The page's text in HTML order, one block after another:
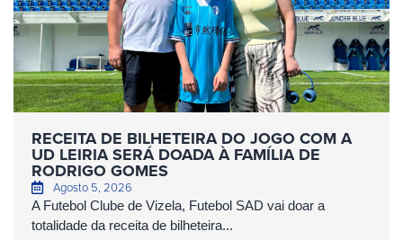
RECEITA DE BILHETEIRA DO JOGO COM A
UD LEIRIA SERÁ DOADA À FAMÍLIA DE
RODRIGO GOMES
Agosto 5, 2026
A Futebol Clube de Vizela, Futebol SAD vai doar a
totalidade da receita de bilheteira...